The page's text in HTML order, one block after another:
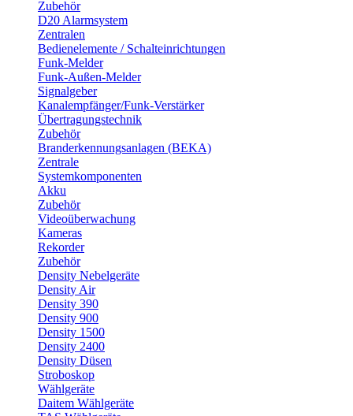
Zubehör
D20 Alarmsystem
Zentralen
Bedienelemente / Schalteinrichtungen
Funk-Melder
Funk-Außen-Melder
Signalgeber
Kanalempfänger/Funk-Verstärker
Übertragungstechnik
Zubehör
Branderkennungsanlagen (BEKA)
Zentrale
Systemkomponenten
Akku
Zubehör
Videoüberwachung
Kameras
Rekorder
Zubehör
Density Nebelgeräte
Density Air
Density 390
Density 900
Density 1500
Density 2400
Density Düsen
Stroboskop
Wählgeräte
Daitem Wählgeräte